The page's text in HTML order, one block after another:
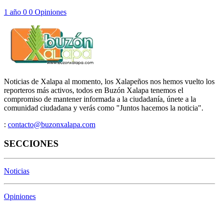
1 año 0 0 Opiniones
Noticias de Xalapa al momento, los Xalapeños nos hemos vuelto los
reporteros más activos, todos en Buzón Xalapa tenemos el
compromiso de mantener informada a la ciudadanía, únete a la
comunidad ciudadana y verás como "Juntos hacemos la noticia".
: contacto@buzonxalapa.com
SECCIONES
Noticias
Opiniones